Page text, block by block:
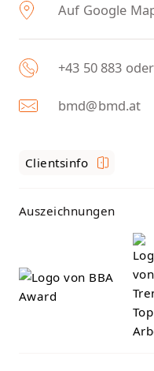
Auf Google
+43 50 883
bmd@bmd.at
Clientsinfo
Auszeichnungen